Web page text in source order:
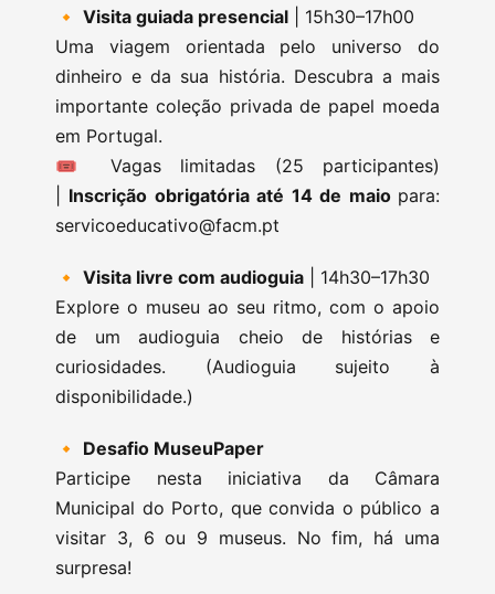
🔸 Visita guiada presencial | 15h30–17h00
Uma viagem orientada pelo universo do
dinheiro e da sua história. Descubra a mais
importante coleção privada de papel moeda
em Portugal.
🎟️ Vagas limitadas (25 participantes)
Inscrição obrigatória até 14 de maio para:
servicoeducativo@facm.pt
🔸 Visita livre com audioguia | 14h30–17h30
Explore o museu ao seu ritmo, com o apoio
de um audioguia cheio de histórias e
curiosidades. (Audioguia sujeito à
disponibilidade.)
🔸 Desafio MuseuPaper
Participe nesta iniciativa da Câmara
Municipal do Porto, que convida o público a
visitar 3, 6 ou 9 museus. No fim, há uma
surpresa!